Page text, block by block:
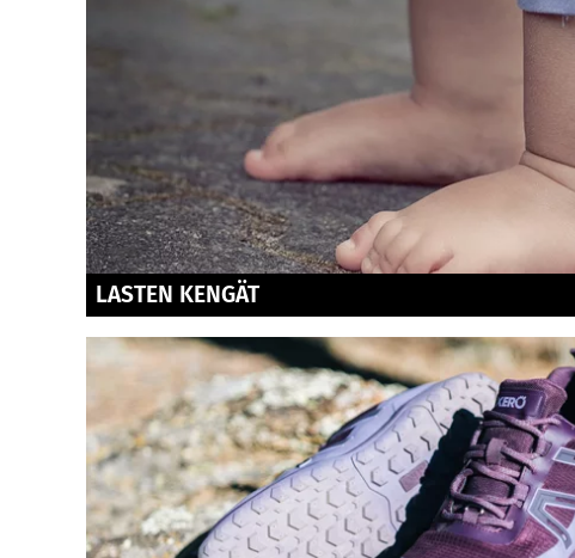
LASTEN KENGÄT